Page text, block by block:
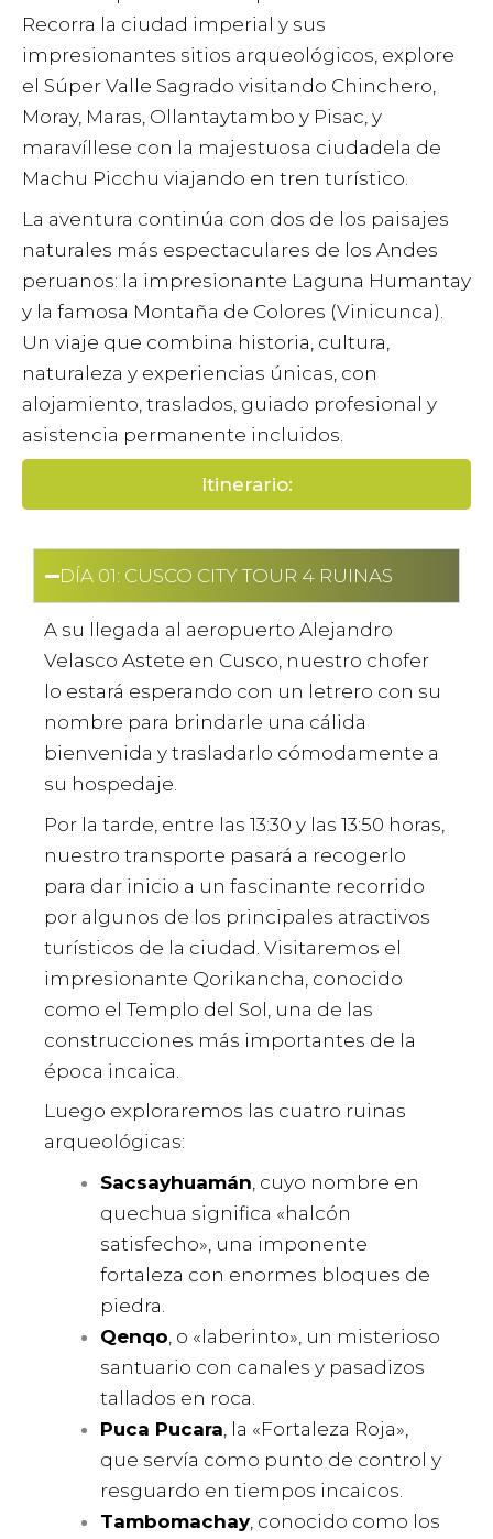
Recorra la ciudad imperial y sus
impresionantes sitios arqueológicos, explore
el Súper Valle Sagrado visitando Chinchero,
Moray, Maras, Ollantaytambo y Pisac, y
maravíllese con la majestuosa ciudadela de
Machu Picchu viajando en tren turístico.
La aventura continúa con dos de los paisajes
naturales más espectaculares de los Andes
peruanos: la impresionante Laguna Humantay
y la famosa Montaña de Colores (Vinicunca).
Un viaje que combina historia, cultura,
naturaleza y experiencias únicas, con
alojamiento, traslados, guiado profesional y
asistencia permanente incluidos.
Itinerario:
DÍA 01: CUSCO CITY TOUR 4 RUINAS
A su llegada al aeropuerto Alejandro
Velasco Astete en Cusco, nuestro chofer
lo estará esperando con un letrero con su
nombre para brindarle una cálida
bienvenida y trasladarlo cómodamente a
su hospedaje.
Por la tarde, entre las 13:30 y las 13:50 horas,
nuestro transporte pasará a recogerlo
para dar inicio a un fascinante recorrido
por algunos de los principales atractivos
turísticos de la ciudad. Visitaremos el
impresionante Qorikancha, conocido
como el Templo del Sol, una de las
construcciones más importantes de la
época incaica.
Luego exploraremos las cuatro ruinas
arqueológicas:
Sacsayhuamán , cuyo nombre en
quechua significa «halcón
satisfecho», una imponente
fortaleza con enormes bloques de
piedra.
Qenqo , o «laberinto», un misterioso
santuario con canales y pasadizos
tallados en roca.
Puca Pucara , la «Fortaleza Roja»,
que servía como punto de control y
resguardo en tiempos incaicos.
Tambomachay, conocido como los